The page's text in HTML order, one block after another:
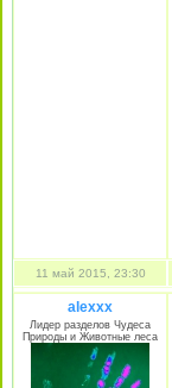
11 май 2015, 23:30
alexxx
Лидер разделов Чудеса
Природы и Животные леса